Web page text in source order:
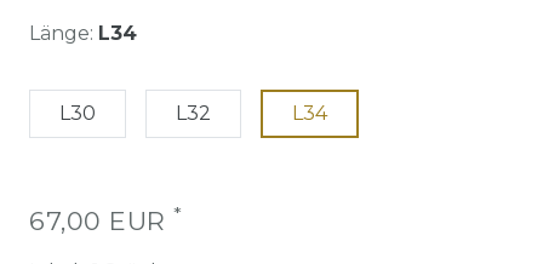
Länge: L34
L30 L32 L34
67,00 EUR *